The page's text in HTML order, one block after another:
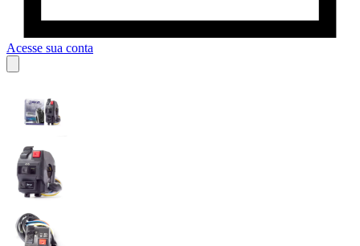
Acesse sua conta